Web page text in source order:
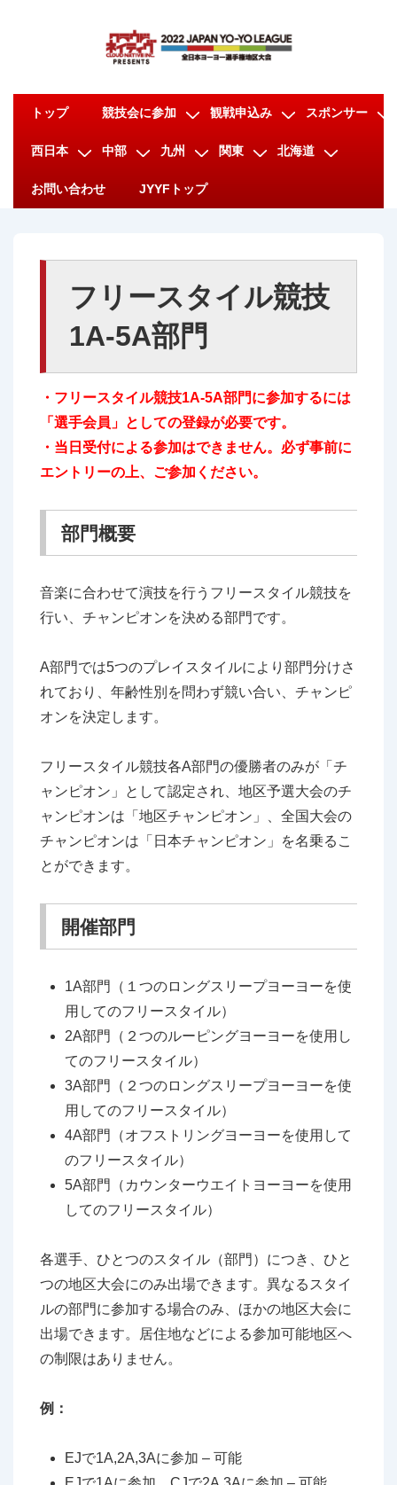
ビ
トップ 競技会に参加 観戦申込み スポンサー
西日本 中部 九州 関東 北海道
お問い合わせ JYYFトップ
フリースタイル競技
1A-5A部門
・フリースタイル競技1A-5A部門に参加するには
「選手会員」としての登録が必要です。
・当日受付による参加はできません。必ず事前に
エントリーの上、ご参加ください。
部門概要
音楽に合わせて演技を行うフリースタイル競技を
行い、チャンピオンを決める部門です。
A部門では5つのプレイスタイルにより部門分けさ
れており、年齢性別を問わず競い合い、チャンピ
オンを決定します。
フリースタイル競技各A部門の優勝者のみが「チ
ャンピオン」として認定され、地区予選大会のチ
ャンピオンは「地区チャンピオン」、全国大会の
チャンピオンは「日本チャンピオン」を名乗るこ
とができます。
開催部門
1A部門（１つのロングスリープヨーヨーを使
用してのフリースタイル）
2A部門（２つのルーピングヨーヨーを使用し
てのフリースタイル）
3A部門（２つのロングスリープヨーヨーを使
用してのフリースタイル）
4A部門（オフストリングヨーヨーを使用して
のフリースタイル）
5A部門（カウンターウエイトヨーヨーを使用
してのフリースタイル）
各選手、ひとつのスタイル（部門）につき、ひと
つの地区大会にのみ出場できます。異なるスタイ
ルの部門に参加する場合のみ、ほかの地区大会に
出場できます。居住地などによる参加可能地区へ
の制限はありません。
例：
EJで1A,2A,3Aに参加 – 可能